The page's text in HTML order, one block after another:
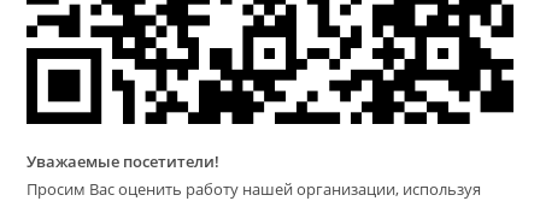
Уважаемые посетители!
Просим Вас оценить работу нашей организации, используя